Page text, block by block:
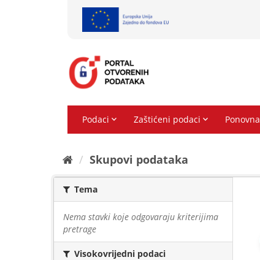
Skupovi podаtаkа
Tema
Nema stavki koje odgovaraju kriterijima
pretrage
Visokovrijedni podaci